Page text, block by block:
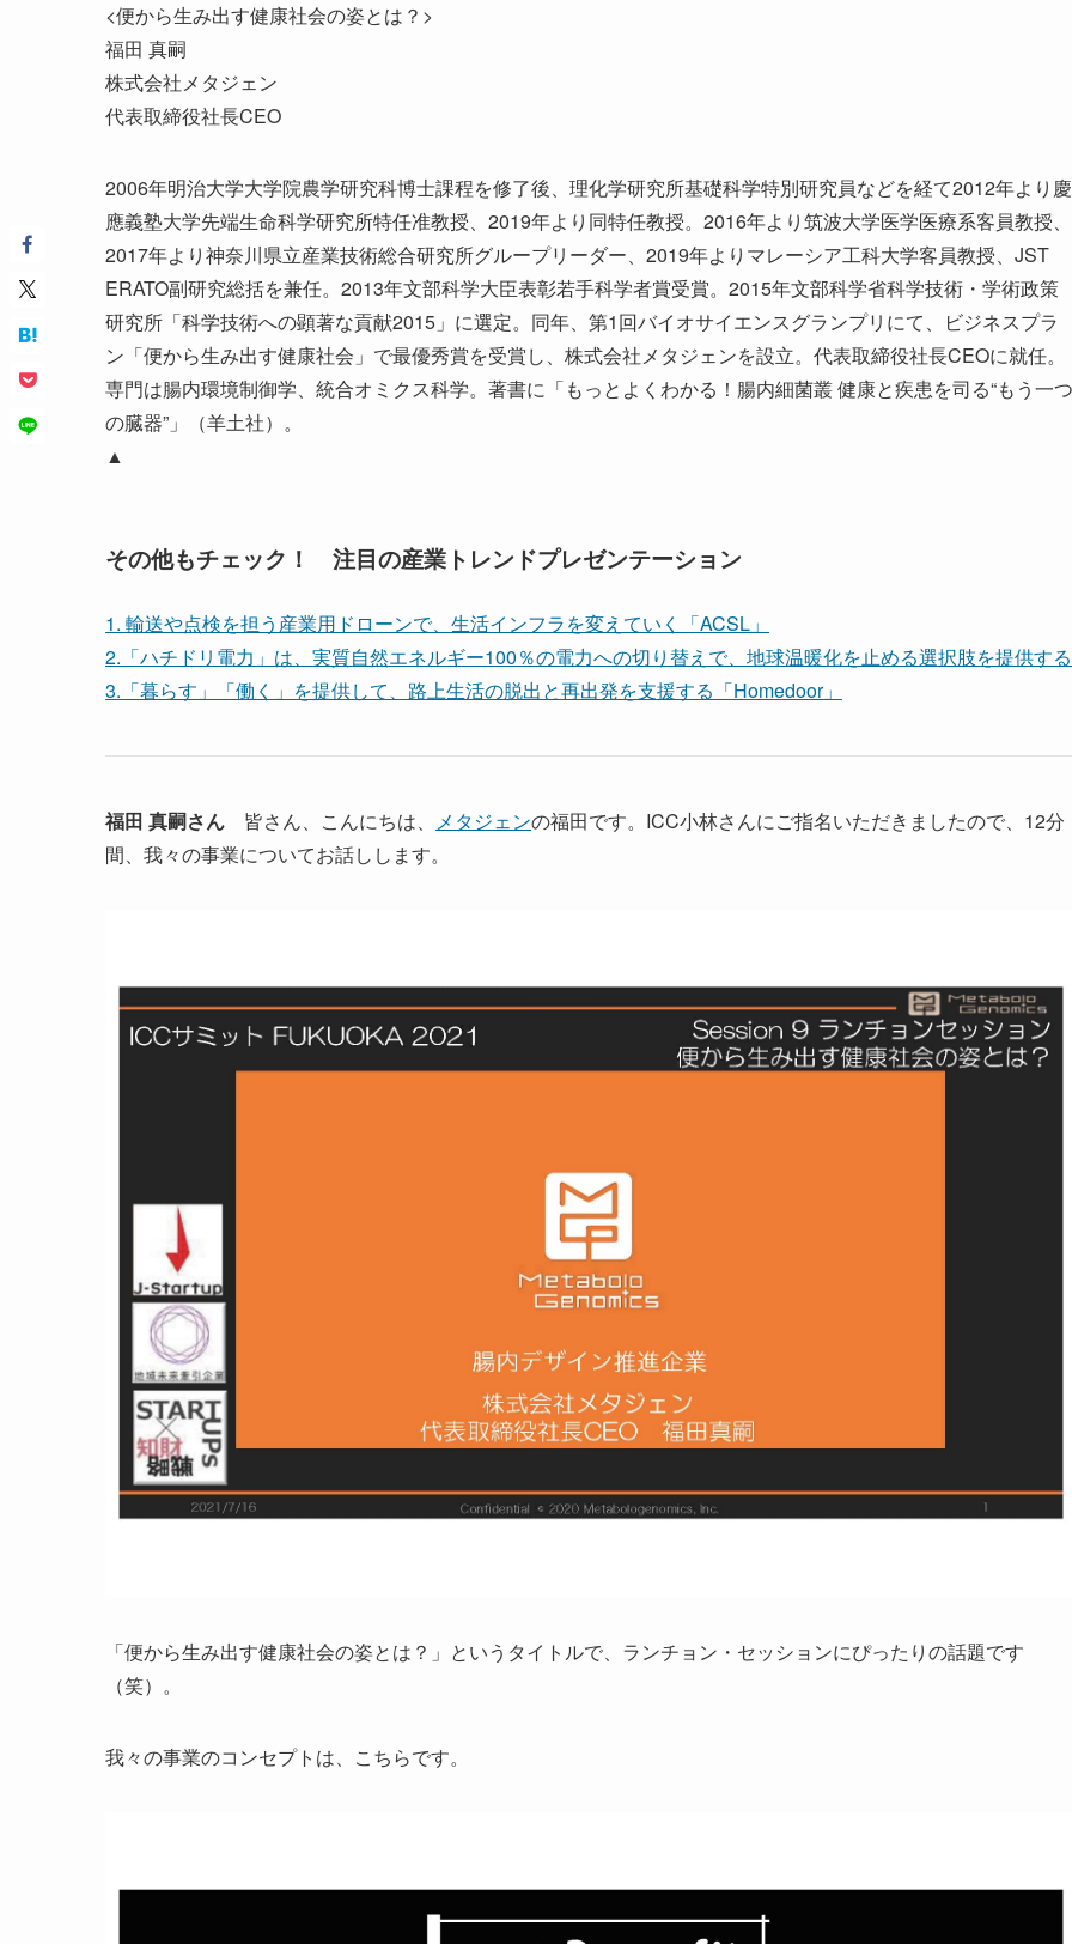
<便から生み出す健康社会の姿とは？>
福田 真嗣
株式会社メタジェン
代表取締役社長CEO
2006年明治大学大学院農学研究科博士課程を修了後、理化学研究所基礎科学特別研究員などを経て2012年より慶
應義塾大学先端生命科学研究所特任准教授、2019年より同特任教授。2016年より筑波大学医学医療系客員教授、
2017年より神奈川県立産業技術総合研究所グループリーダー、2019年よりマレーシア工科大学客員教授、JST
ERATO副研究総括を兼任。2013年文部科学大臣表彰若手科学者賞受賞。2015年文部科学省科学技術・学術政策
研究所「科学技術への顕著な貢献2015」に選定。同年、第1回バイオサイエンスグランプリにて、ビジネスプラ
ン「便から生み出す健康社会」で最優秀賞を受賞し、株式会社メタジェンを設立。代表取締役社長CEOに就任。
専門は腸内環境制御学、統合オミクス科学。著書に「もっとよくわかる！腸内細菌叢 健康と疾患を司る“もう一つ
の臓器”」（羊土社）。
▲
その他もチェック！ 注目の産業トレンドプレゼンテーション
1. 輸送や点検を担う産業用ドローンで、生活インフラを変えていく「ACSL」
2.「ハチドリ電力」は、実質自然エネルギー100％の電力への切り替えで、地球温暖化を止める選択肢を提供する
3.「暮らす」「働く」を提供して、路上生活の脱出と再出発を支援する「Homedoor」
福田 真嗣さん 皆さん、こんにちは、 メタジェンの福田です。ICC小林さんにご指名いただきましたので、12分
間、我々の事業についてお話しします。
「便から生み出す健康社会の姿とは？」というタイトルで、ランチョン・セッションにぴったりの話題です
（笑）。
我々の事業のコンセプトは、こちらです。